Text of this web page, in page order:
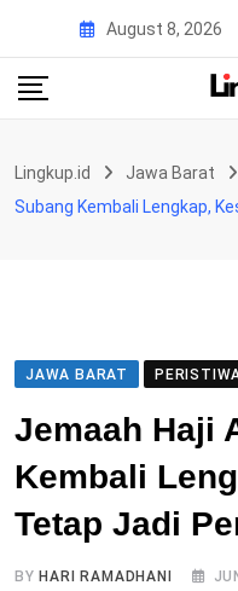
content
August 8, 2026
Lingkup.id Jawa Barat
Subang Kembali Lengkap,
JAWA BARAT
Jemaah Haji
Kembali
Tetap Jadi
BY HARI RAMADHANI